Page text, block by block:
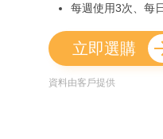
每週使用3次、每
立即選購
資料由客戶提供